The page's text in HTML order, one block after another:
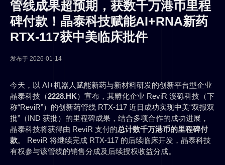
管线成果超预期，获数千万港币里程
碑付款！晶泰科技赋能AI+RNA新药
RTX-117获中美临床批件
发布于 2026-01-14
今天，以 AI+机器人赋能新药与新材料研发的创新平台型企业
晶泰科技（2228.HK）宣布，其孵化企业 ReviR 溪砾科技（下
称“ReviR”）的创新药管线 RTX-117 近日成功实现中美“双报双
批”（IND 获批）的里程碑成果，结合多项合作的成功进展，
晶泰科技将获得由 ReviR 支付的总计数千万港币的里程碑付
款。 ReviR 将继续完成 RTX-117 的后续临床开发，晶泰科技
有权参与该管线的销售分成及后续授权收益分成。